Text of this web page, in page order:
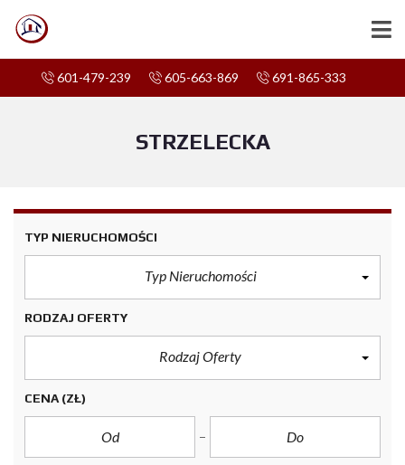
601-479-239 605-663-869 691-865-333
STRZELECKA
TYP NIERUCHOMOŚCI
Typ Nieruchomości
RODZAJ OFERTY
Rodzaj Oferty
CENA (ZŁ)